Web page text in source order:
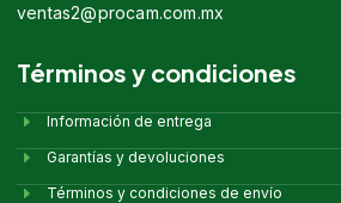
ventas2@procam.com.mx
Términos y condiciones
Información de entrega
Garantías y devoluciones
Términos y condiciones de envío